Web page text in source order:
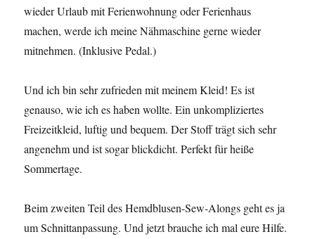
wieder Urlaub mit Ferienwohnung oder Ferienhaus
machen, werde ich meine Nähmaschine gerne wieder
mitnehmen. (Inklusive Pedal.)
Und ich bin sehr zufrieden mit meinem Kleid! Es ist
genauso, wie ich es haben wollte. Ein unkompliziertes
Freizeitkleid, luftig und bequem. Der Stoff trägt sich sehr
angenehm und ist sogar blickdicht. Perfekt für heiße
Sommertage.
Beim zweiten Teil des Hemdblusen-Sew-Alongs geht es ja
um Schnittanpassung. Und jetzt brauche ich mal eure Hilfe.